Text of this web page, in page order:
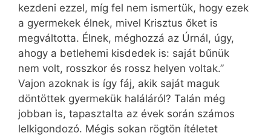
kezdeni ezzel, míg fel nem ismertük, hogy ezek
a gyermekek élnek, mivel Krisztus őket is
megváltotta. Élnek, méghozzá az Úrnál, úgy,
ahogy a betlehemi kisdedek is: saját bűnük
nem volt, rosszkor és rossz helyen voltak.”
Vajon azoknak is így fáj, akik saját maguk
döntöttek gyermekük haláláról? Talán még
jobban is, tapasztalta az évek során számos
lelkigondozó. Mégis sokan rögtön ítéletet